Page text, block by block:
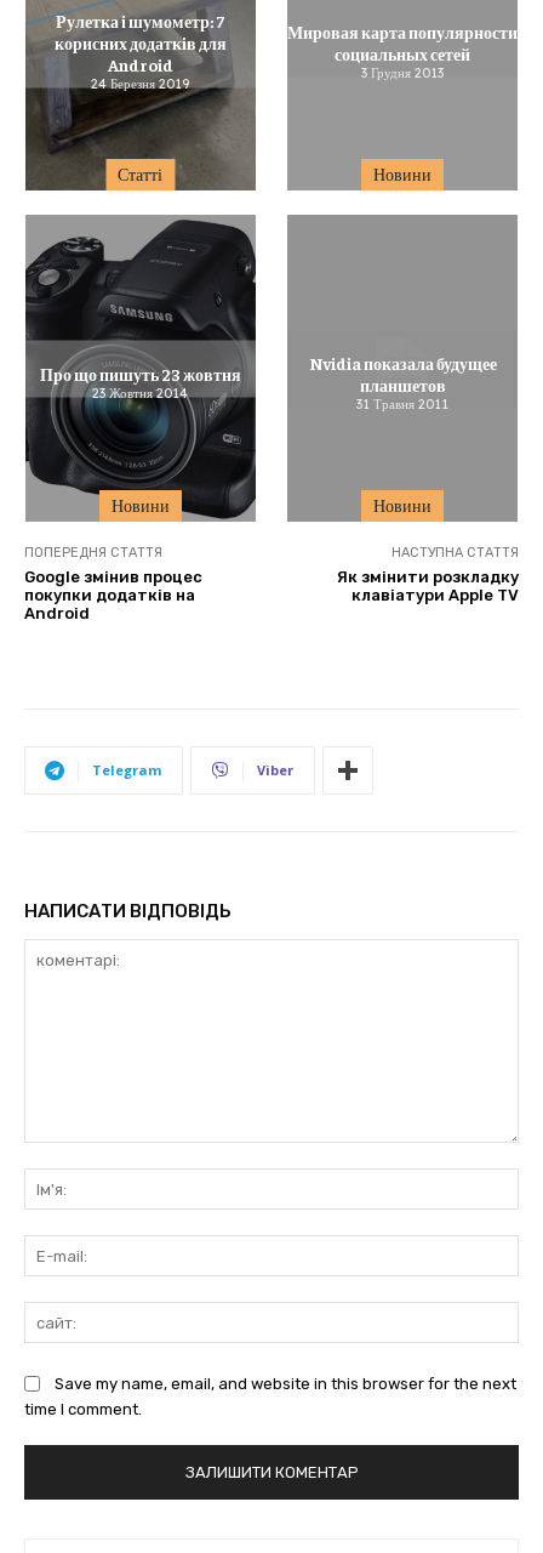
Статті
Рулетка і шумометр: 7
корисних додатків для
Android
24 Березня 2019
Новини
Мировая карта популярности
социальных сетей
3 Грудня 2013
Новини
Про що пишуть 23 жовтня
23 Жовтня 2014
Новини
Nvidia показала будущее
планшетов
31 Травня 2011
ПОПЕРЕДНЯ СТАТТЯ
Google змінив процес
покупки додатків на
Android
НАСТУПНА СТАТТЯ
Як змінити розкладку
клавіатури Apple TV
Telegram Viber
НАПИСАТИ ВІДПОВІДЬ
Save my name, email, and website in this browser for the next
time I comment.